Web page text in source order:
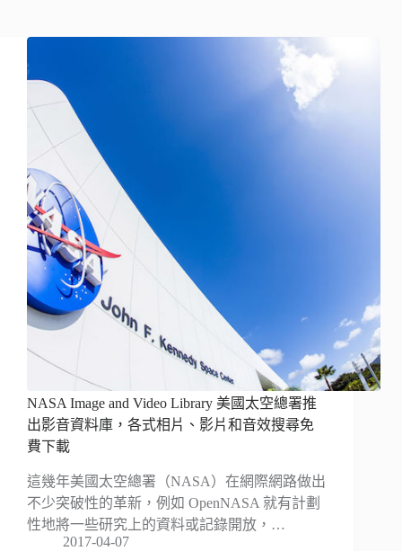
NASA Image and Video Library 美國太空總署推
出影音資料庫，各式相片、影片和音效搜尋免
費下載
這幾年美國太空總署（NASA）在網際網路做出
不少突破性的革新，例如 OpenNASA 就有計劃
性地將一些研究上的資料或記錄開放，…
2017-04-07